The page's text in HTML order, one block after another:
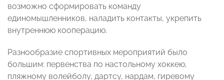
возможно сформировать команду
единомышленников, наладить контакты, укрепить
внутреннюю кооперацию.
Разнообразие спортивных мероприятий было
большим: первенства по настольному хоккею,
пляжному волейболу, дартсу, нардам, гиревому